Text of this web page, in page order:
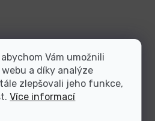
Vám umožnili
a díky analýze
zlepšovali jeho funkce,
Více informací